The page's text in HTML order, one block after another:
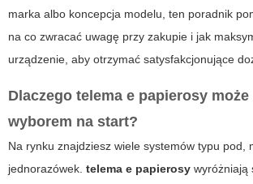
marka albo koncepcja modelu, ten poradnik
na co zwracać uwagę przy zakupie i jak
urządzenie, aby otrzymać satysfakcjonujące
Dlaczego telema e papierosy
wyborem na start?
Na rynku znajdziesz wiele systemów typu pod,
jednorazówek. telema e papierosy wyróżniają